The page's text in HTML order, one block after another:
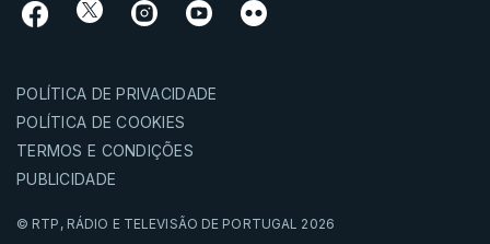
POLÍTICA DE PRIVACIDADE
POLÍTICA DE COOKIES
TERMOS E CONDIÇÕES
PUBLICIDADE
© RTP, RÁDIO E TELEVISÃO DE PORTUGAL 2026